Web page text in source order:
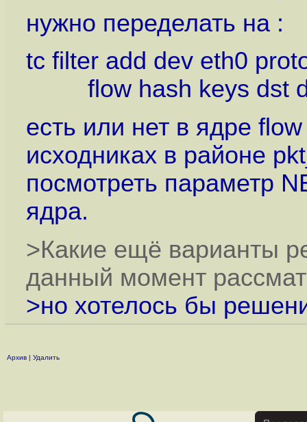
нужно переделать на :
tc filter add dev eth0
flow hash keys dst
есть или нет в ядре
исходниках в районе
посмотреть параметр
ядра.
>Какие ещё варианты
данный момент
>но хотелось бы
Архив | Удалить